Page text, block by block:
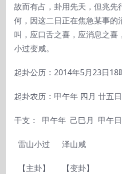
故而有占，卦用先天，但兆先
何，因这二日正在焦急某事的
叫，应口舌之喜，应消息之喜
小过变咸。
起卦公历：2014年5月23日18
起卦农历：甲午年 四月 廿五日
干支： 甲午年 己巳月 甲午
雷山小过 泽山咸
【主卦】 【变卦】